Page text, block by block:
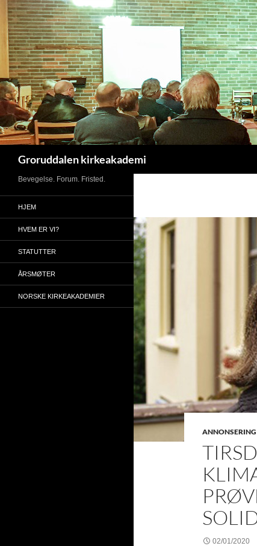
Groruddalen kirkeakademi
02/01/2020
Bevegelse. Forum. Fristed.
HJEM
HVEM ER VI?
STATUTTER
ÅRSMØTER
NORSKE KIRKEAKADEMIER